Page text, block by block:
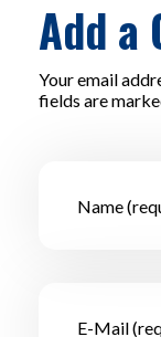
Add a
Your email
fields are